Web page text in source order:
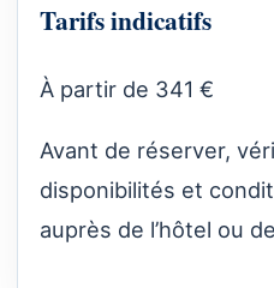
Tarifs indicatifs
À partir de 341 €
Avant de réserver,
disponibilités et
auprès de l’hôtel ou